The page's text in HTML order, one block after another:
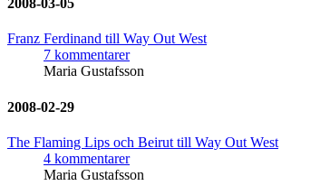
2008-03-05
Franz Ferdinand till Way Out West
7 kommentarer
Maria Gustafsson
2008-02-29
The Flaming Lips och Beirut till Way Out West
4 kommentarer
Maria Gustafsson